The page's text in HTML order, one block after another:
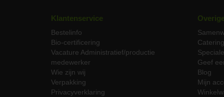
Bij
of
Klantenservice
Bestelinfo
Bio-certificering
Vacature Administratief/productie
medewerker
Wie zijn wij
Verpakking
Privacyverklaring
Overige
Catering
Geef
Blog
Mijn